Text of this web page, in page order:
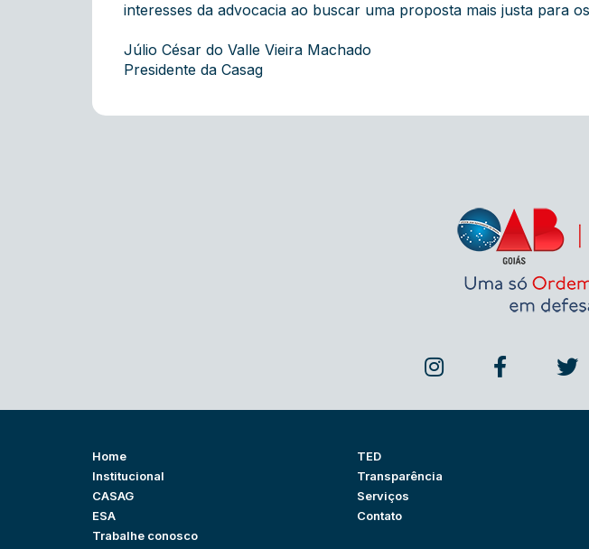
interesses da advocacia ao buscar uma proposta mais justa para
Júlio César do Valle Vieira Machado
Presidente da Casag
Home
Institucional
CASAG
ESA
Trabalhe conosco
TED
Transparência
Serviços
Contato